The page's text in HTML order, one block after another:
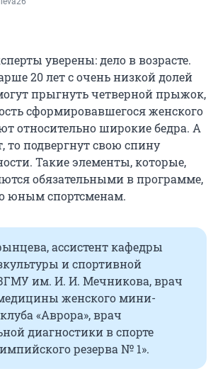
уверены: дело в возрасте.
20 лет с очень низкой долей
прыгнуть четверной прыжок,
сформировавшегося женского
относительно широкие бедра. А
то подвергнут свою спину
Такие элементы, которые,
обязательными в программе,
юным спортсменам.
ассистент кафедры
и спортивной
им. И. И. Мечникова, врач
женского мини-
«Аврора», врач
диагностики в спорте
резерва № 1».